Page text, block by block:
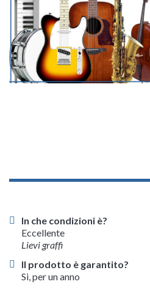
In che condizioni è?
Eccellente
Lievi graffi
Il prodotto è garantito?
Si, per un anno